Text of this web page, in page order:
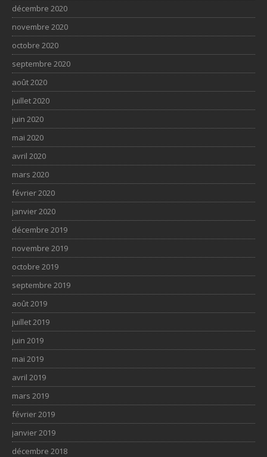
décembre 2020
novembre 2020
octobre 2020
septembre 2020
août 2020
juillet 2020
juin 2020
mai 2020
avril 2020
mars 2020
février 2020
janvier 2020
décembre 2019
novembre 2019
octobre 2019
septembre 2019
août 2019
juillet 2019
juin 2019
mai 2019
avril 2019
mars 2019
février 2019
janvier 2019
décembre 2018